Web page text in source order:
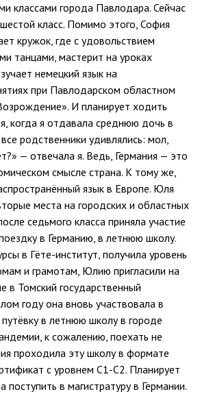
классами города Павлодара. Сейчас
класс. Помимо этого, София
кружок, где с удовольствием
танцами, мастерит на уроках
немецкий язык на
при Павлодарском областном
И планирует ходить
когда я отдавала среднюю дочь в
родственники удивлялись: мол,
— отвечала я. Ведь, Германия — это
смысле страна. К тому же,
язык в Европе. Юля
места на городских и областных
седьмого класса приняла участие
в Германию, в летнюю школу.
в Гёте-институт, получила уровень
и грамотам, Юлию пригласили на
в Томский государственный
году она вновь участвовала в
путёвку в летнюю школу в городе
к сожалению, поехать не
проходила эту школу в формате
с уровнем C1-C2. Планирует
поступить в магистратуру в Германии.